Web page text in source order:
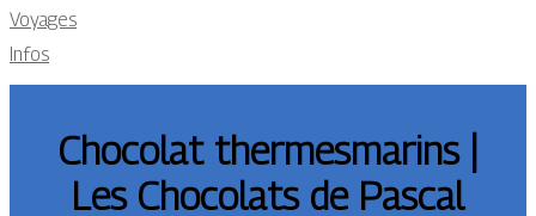
Voyages
Infos
Chocolat ther­mes­ma­rins |
Les Chocolats de Pascal